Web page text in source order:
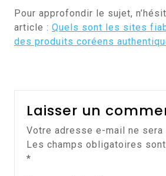
Pour approfondir le sujet,
article : Quels sont les sites
des produits coréens
Laisser un
Votre adresse e-mail ne sera
Les champs obligatoires
*